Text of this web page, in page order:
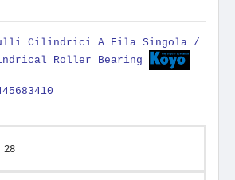
Cilindrici A Fila Singola /
Roller Bearing
28